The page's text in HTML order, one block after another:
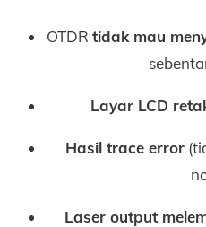
OTDRtidak mau
Layar LCD
Hasil trace error
Laser output